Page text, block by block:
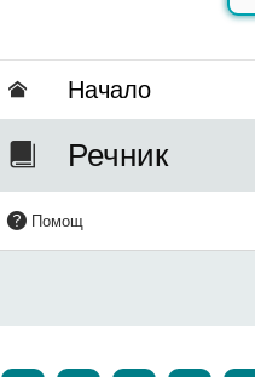
Hачало
Речник
Помощ